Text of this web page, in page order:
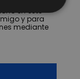
en este
y para
mediante